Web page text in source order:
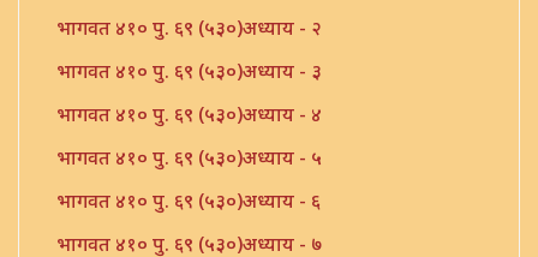
भागवत ४१० पु. ६९ (५३०)अध्याय - २
भागवत ४१० पु. ६९ (५३०)अध्याय - ३
भागवत ४१० पु. ६९ (५३०)अध्याय - ४
भागवत ४१० पु. ६९ (५३०)अध्याय - ५
भागवत ४१० पु. ६९ (५३०)अध्याय - ६
भागवत ४१० पु. ६९ (५३०)अध्याय - ७